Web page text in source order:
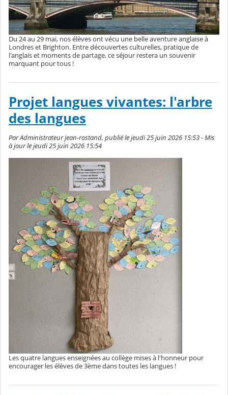
Du 24 au 29 mai, nos élèves ont vécu une belle aventure anglaise à
Londres et Brighton. Entre découvertes culturelles, pratique de
l'anglais et moments de partage, ce séjour restera un souvenir
marquant pour tous !
Projet langues vivantes: l'arbre
des langues
Par Administrateur jean-rostand, publié le jeudi 25 juin 2026 15:53 - Mis
à jour le jeudi 25 juin 2026 15:54
Les quatre langues enseignées au collège mises à l'honneur pour
encourager les élèves de 3ème dans toutes les langues !